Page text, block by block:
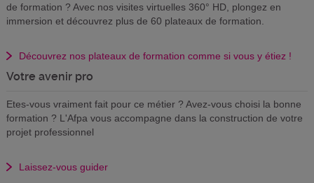
de formation ? Avec nos visites virtuelles 360° HD, plongez en
immersion et découvrez plus de 60 plateaux de formation.
Découvrez nos plateaux de formation comme si vous y étiez !
Votre avenir pro
Etes-vous vraiment fait pour ce métier ? Avez-vous choisi la bonne
formation ? L'Afpa vous accompagne dans la construction de votre
projet professionnel
Laissez-vous guider